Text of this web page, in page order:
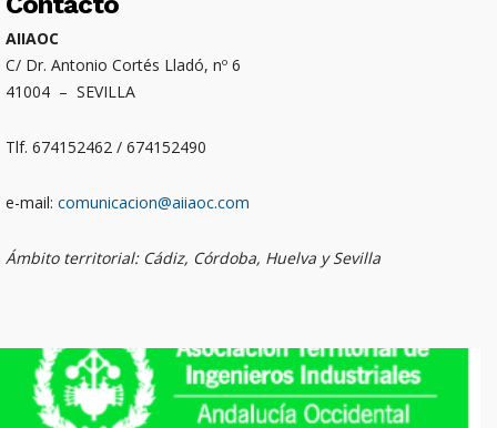
AIIAOC
C/ Dr. Antonio Cortés Lladó, nº 6
41004 – SEVILLA
Tlf. 674152462 / 674152490
e-mail: comunicacion@aiiaoc.com
Ámbito territorial: Cádiz, Córdoba, Huelva y Sevilla